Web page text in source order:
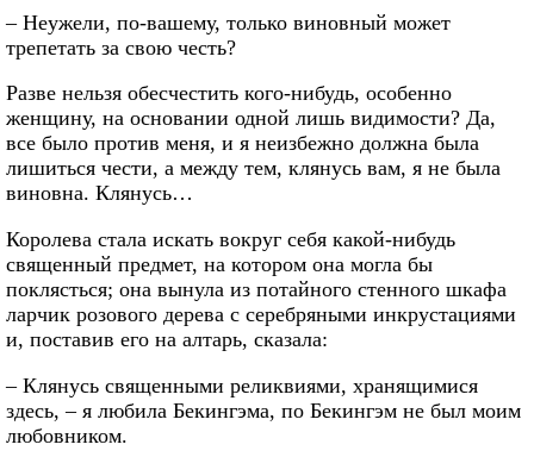
– Неужели, по-вашему, только виновный может
трепетать за свою честь?
Разве нельзя обесчестить кого-нибудь, особенно
женщину, на основании одной лишь видимости? Да,
все было против меня, и я неизбежно должна была
лишиться чести, а между тем, клянусь вам, я не была
виновна. Клянусь…
Королева стала искать вокруг себя какой-нибудь
священный предмет, на котором она могла бы
поклясться; она вынула из потайного стенного шкафа
ларчик розового дерева с серебряными инкрустациями
и, поставив его на алтарь, сказала:
– Клянусь священными реликвиями, хранящимися
здесь, – я любила Бекингэма, по Бекингэм не был моим
любовником.